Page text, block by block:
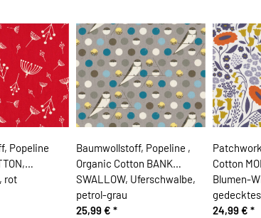
Popeline
rot
Baumwollstoff, Popeline ,
Organic Cotton BANK
SWALLOW, Uferschwalbe,
petrol-grau
25,99 € *
Cotton
Blumen-
24,99 € *